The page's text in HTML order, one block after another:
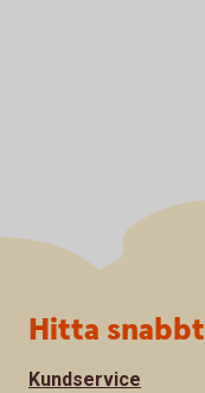
Sidfot
Hitta snabbt
Kundservice